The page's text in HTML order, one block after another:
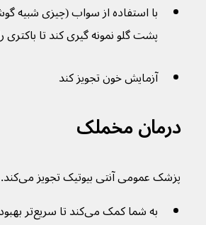
با استفاده از سواب (چیزی شبیه
پشت گلو نمونه گیری کند تا باکتری
آزمایش خون تجویز کند
درمان مخملک
پزشک عمومی آنتی بیوتیک تجویز می‌کند. آنتی بیوتیک‌:
به شما کمک می‌کند تا سریع‌تر بهبود پیدا کنید